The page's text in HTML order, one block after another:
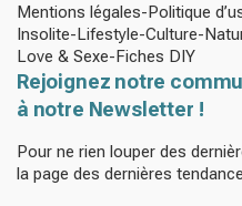
Mentions légales Politique
Insolite Lifestyle Culture
Love & Sexe Fiches DIY
Rejoignez notre
à notre Newsletter !
Pour ne rien louper des
la page des dernières